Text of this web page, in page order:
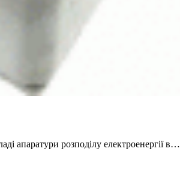
апаратури розподілу електроенергії в…